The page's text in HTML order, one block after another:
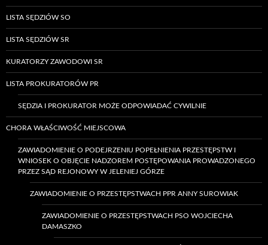
LISTA SĘDZIÓW SO
LISTA SĘDZIÓW SR
KURATORZY ZAWODOWI SR
LISTA PROKURATORÓW PR
SĘDZIA I PROKURATOR MOŻE ODPOWIADAĆ CYWILNIE
CHORA WŁAŚCIWOŚĆ MIEJSCOWA
ZAWIADOMIENIE O PODEJRZENIU POPEŁNIENIA PRZESTĘPSTW I
WNIOSEK O OBJĘCIE NADZOREM POSTĘPOWANIA PROWADZONEGO
PRZEZ SĄD REJONOWY W JELENIEJ GÓRZE
ZAWIADOMIENIE O PRZESTĘPSTWACH PPR ANNY SUROWIAK
ZAWIADOMIENIE O PRZESTĘPSTWACH PSO WOJCIECHA
DAMASZKO